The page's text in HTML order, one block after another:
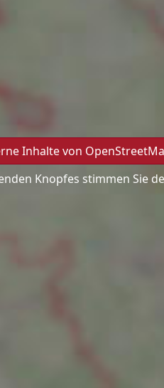
Inhalte von
Knopfes stimmen Sie